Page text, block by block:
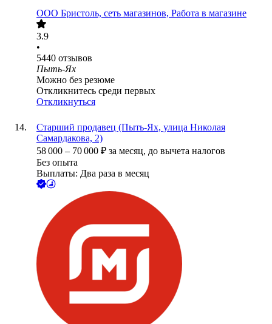
ООО Бристоль, сеть магазинов, Работа в магазине
3.9
•
5440 отзывов
Пыть-Ях
Можно без резюме
Откликнитесь среди первых
Откликнуться
Старший продавец (Пыть-Ях, улица Николая
Самардакова, 2)
58 000 – 70 000 ₽ за месяц, до вычета налогов
Без опыта
Выплаты: Два раза в месяц